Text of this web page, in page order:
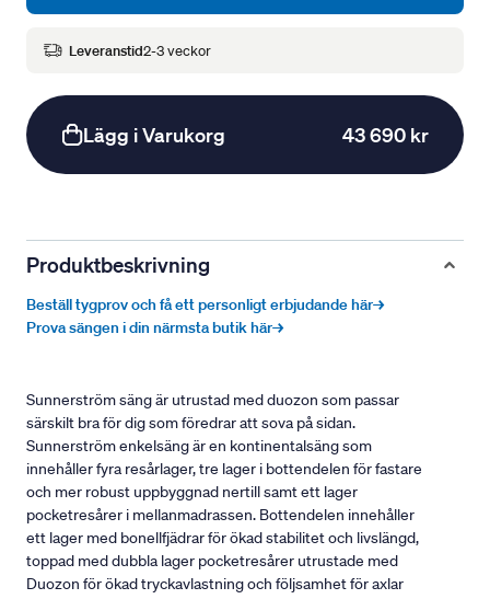
Leveranstid2-3 veckor
Lägg i Varukorg 43 690 kr
Produktbeskrivning
Beställ tygprov och få ett personligt erbjudande här→
Prova sängen i din närmsta butik här→
Sunnerström säng är utrustad med duozon som passar
särskilt bra för dig som föredrar att sova på sidan.
Sunnerström enkelsäng är en kontinentalsäng som
innehåller fyra resårlager, tre lager i bottendelen för fastare
och mer robust uppbyggnad nertill samt ett lager
pocketresårer i mellanmadrassen. Bottendelen innehåller
ett lager med bonellfjädrar för ökad stabilitet och livslängd,
toppad med dubbla lager pocketresårer utrustade med
Duozon för ökad tryckavlastning och följsamhet för axlar